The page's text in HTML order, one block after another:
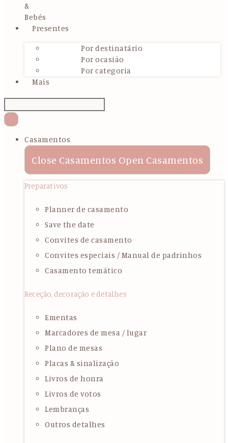
&
Bebés
Presentes
Por destinatário
Por ocasião
Por categoria
Mais
Casamentos
Close Casamentos Open Casamentos
Preparativos
Planner de casamento
Save the date
Convites de casamento
Convites especiais / Manual de padrinhos
Casamento temático
Receção, decoração e detalhes
Ementas
Marcadores de mesa / lugar
Plano de mesas
Placas & sinalização
Livros de honra
Livros de votos
Lembranças
Outros detalhes